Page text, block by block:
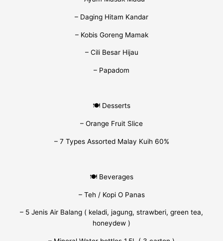
– Daging Hitam Kandar
– Kobis Goreng Mamak
– Cili Besar Hijau
– Papadom
🍽️ Desserts
– Orange Fruit Slice
– 7 Types Assorted Malay Kuih 60%
🍽️ Beverages
– Teh / Kopi O Panas
– 5 Jenis Air Balang ( keladi, jagung, strawberi, green tea,
honeydew )